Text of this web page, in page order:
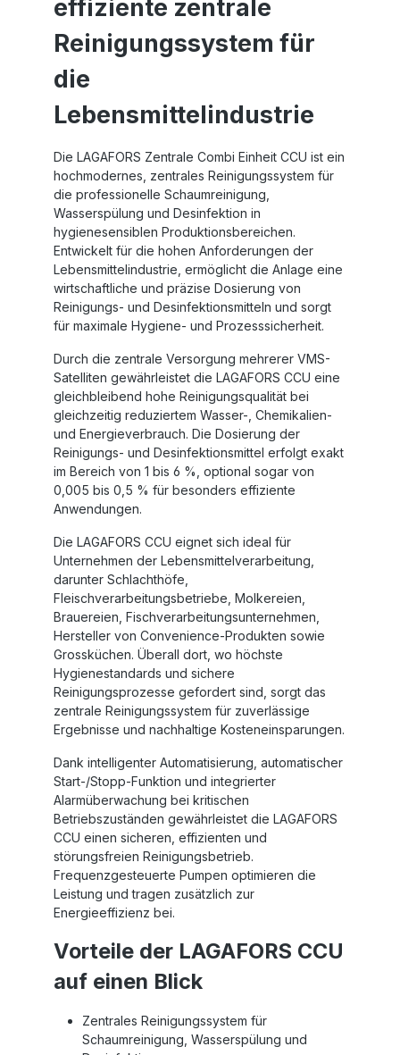
effiziente zentrale
Reinigungssystem für
die
Lebensmittelindustrie
Die LAGAFORS Zentrale Combi Einheit CCU ist ein
hochmodernes, zentrales Reinigungssystem für
die professionelle Schaumreinigung,
Wasserspülung und Desinfektion in
hygienesensiblen Produktionsbereichen.
Entwickelt für die hohen Anforderungen der
Lebensmittelindustrie, ermöglicht die Anlage eine
wirtschaftliche und präzise Dosierung von
Reinigungs- und Desinfektionsmitteln und sorgt
für maximale Hygiene- und Prozesssicherheit.
Durch die zentrale Versorgung mehrerer VMS-
Satelliten gewährleistet die LAGAFORS CCU eine
gleichbleibend hohe Reinigungsqualität bei
gleichzeitig reduziertem Wasser-, Chemikalien-
und Energieverbrauch. Die Dosierung der
Reinigungs- und Desinfektionsmittel erfolgt exakt
im Bereich von 1 bis 6 %, optional sogar von
0,005 bis 0,5 % für besonders effiziente
Anwendungen.
Die LAGAFORS CCU eignet sich ideal für
Unternehmen der Lebensmittelverarbeitung,
darunter Schlachthöfe,
Fleischverarbeitungsbetriebe, Molkereien,
Brauereien, Fischverarbeitungsunternehmen,
Hersteller von Convenience-Produkten sowie
Grossküchen. Überall dort, wo höchste
Hygienestandards und sichere
Reinigungsprozesse gefordert sind, sorgt das
zentrale Reinigungssystem für zuverlässige
Ergebnisse und nachhaltige Kosteneinsparungen.
Dank intelligenter Automatisierung, automatischer
Start-/Stopp-Funktion und integrierter
Alarmüberwachung bei kritischen
Betriebszuständen gewährleistet die LAGAFORS
CCU einen sicheren, effizienten und
störungsfreien Reinigungsbetrieb.
Frequenzgesteuerte Pumpen optimieren die
Leistung und tragen zusätzlich zur
Energieeffizienz bei.
Vorteile der LAGAFORS CCU
auf einen Blick
Zentrales Reinigungssystem für
Schaumreinigung, Wasserspülung und